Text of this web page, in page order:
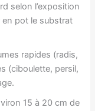
selon l’exposition
pot le substrat
rapides (radis,
(ciboulette, persil,
15 à 20 cm de